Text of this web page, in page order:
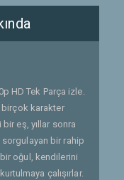
HD Tek Parça izle.
birçok karakter
eş, yıllar sonra
sorgulayan bir rahip
oğul, kendilerini
çalışırlar.